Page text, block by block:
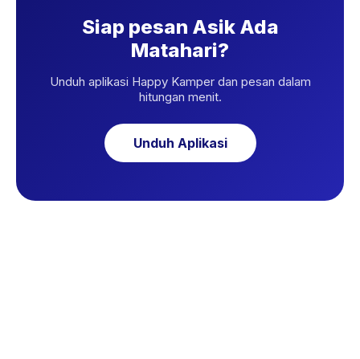
Siap pesan Asik Ada
Matahari?
Unduh aplikasi Happy Kamper dan pesan dalam
hitungan menit.
Unduh Aplikasi